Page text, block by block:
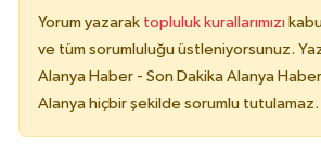
Yorum yazarak topluluk kurallarımızı
ve tüm sorumluluğu üstleniyorsunuz.
Alanya Haber - Son Dakika Alanya
Alanya hiçbir şekilde sorumlu tutulamaz.